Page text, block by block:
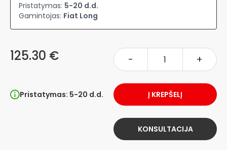
Pristatymas: 5-20 d.d.
Gamintojas: Fiat Long
125.30 € - +
Pristatymas: 5-20 d.d. Į KREPŠELĮ
KONSULTACIJA